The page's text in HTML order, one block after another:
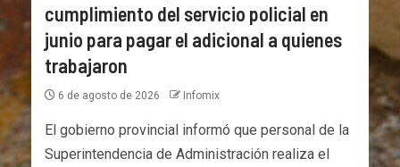
cumplimiento del servicio policial en
junio para pagar el adicional a quienes
trabajaron
6 de agosto de 2026 Infomix
El gobierno provincial informó que personal de la
Superintendencia de Administración realiza el